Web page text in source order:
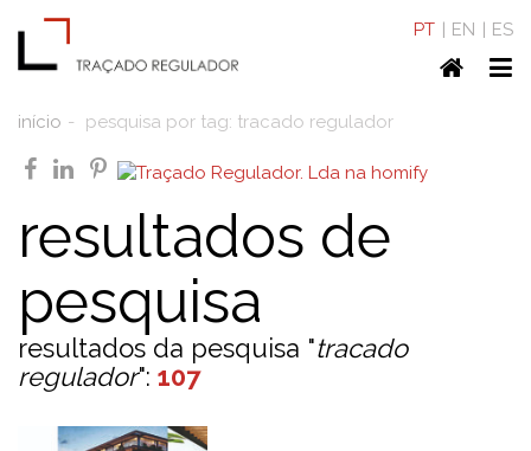
PT EN ES
Home
início pesquisa por tag: tracado regulador
facebook
linkedin
pinterest
resultados de
pesquisa
resultados da pesquisa "tracado
regulador": 107